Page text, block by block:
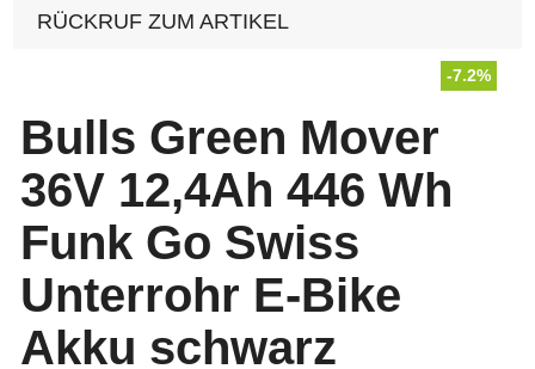
RÜCKRUF ZUM ARTIKEL
-7.2%
Bulls Green Mover
36V 12,4Ah 446 Wh
Funk Go Swiss
Unterrohr E-Bike
Akku schwarz